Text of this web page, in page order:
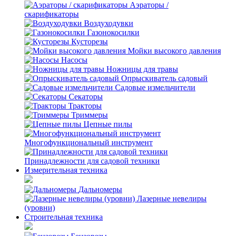
Аэраторы /
скарификаторы
Воздуходувки
Газонокосилки
Кусторезы
Мойки высокого давления
Насосы
Ножницы для травы
Опрыскиватель садовый
Садовые измельчители
Секаторы
Тракторы
Триммеры
Цепные пилы
Многофункциональный инструмент
Принадлежности для садовой техники
Измерительная техника
Дальномеры
Лазерные невелиры
(уровни)
Строительная техника